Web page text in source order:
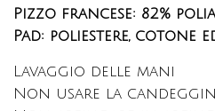
Pizzo francese: 82%
Pad: poliestere, cotone
Lavaggio delle mani
Non usare la